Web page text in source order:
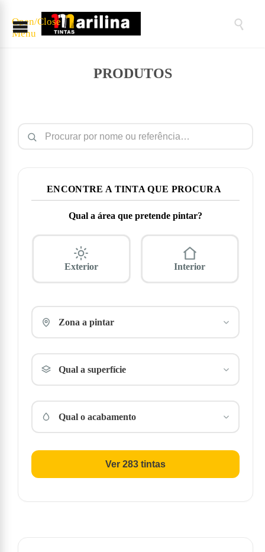
Open/Close
Menu

PRODUTOS
ENCONTRE A TINTA QUE PROCURA
Qual a área que pretende pintar?
Exterior Interior
Zona a pintar
Qual a superfície
Qual o acabamento
Ver 283 tintas